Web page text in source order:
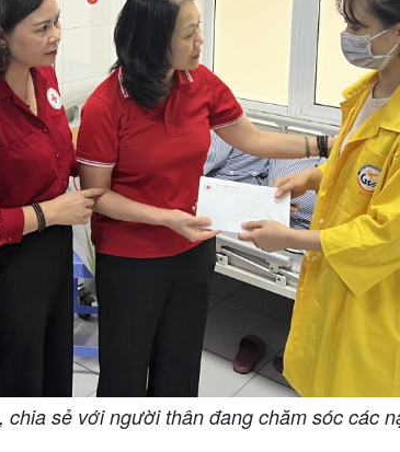
sẻ với người thân đang chăm sóc các